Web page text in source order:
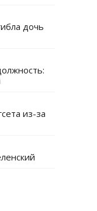
дочь
из-за